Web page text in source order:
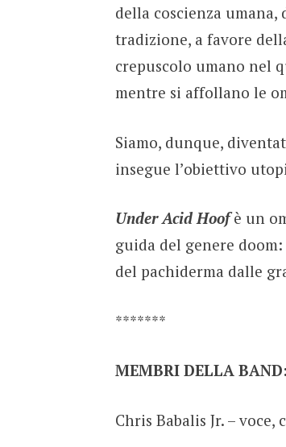
della coscienza
tradizione, a favore
crepuscolo umano nel
mentre si affollano le
Siamo, dunque,
insegue l’obiettivo
Under Acid Hoof è un
guida del genere
del pachiderma dalle
*******
MEMBRI DELLA BAND:
Chris Babalis Jr. – voce,